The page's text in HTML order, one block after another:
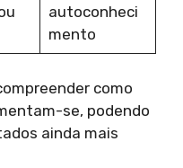
autoconheci
mento
como
se, podendo
ainda mais